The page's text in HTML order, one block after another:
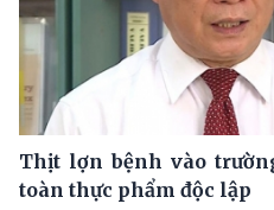
Thịt lợn bệnh vào
toàn thực phẩm độc lập